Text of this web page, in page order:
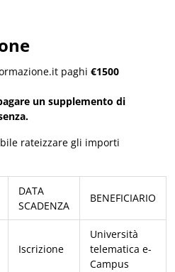
paghi €1500
un supplemento di
rateizzare gli importi
DATA
SCADENZA
BENEFICIARIO
Iscrizione
Università
telematica e-
Campus